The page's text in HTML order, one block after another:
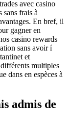
avec casino
sans frais à
En bref, il
gagner en
casino rewards
sans avoir í
et
multiples
dans en espèces à
admis de